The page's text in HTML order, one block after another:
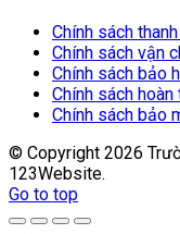
Chính sách
Chính sách vận
Chính sách bảo
Chính sách hoàn
Chính sách bảo
© Copyright 2026
123Website.
Go to top